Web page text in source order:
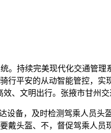
持续完美现代化交通管理
行平安的从动智能管控，
、文明出行。张掖市甘
备，及时检测驾乘人员头
戴头盔、不，督促驾乘人